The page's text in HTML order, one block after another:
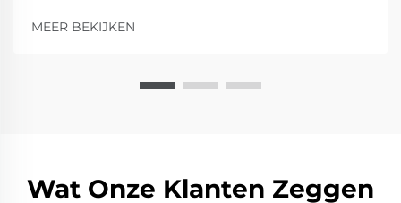
meer. Neem kennis van onze geavanceerde
MEER BEKIJKEN
Wat Onze Klanten Zeggen